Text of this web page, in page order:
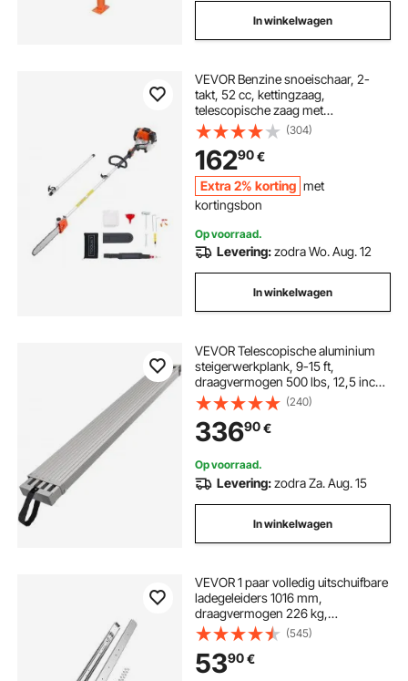
In winkelwagen
VEVOR Benzine snoeischaar, 2-
takt, 52 cc, kettingzaag,
telescopische zaag met
uitschuifbare steel van 2,2–2,94 m,
zaagblad van 35,6 cm,
brandstoftank van 850 ml, voor
krachtig en veilig zagen in hoge
boomtoppen
(304)
16290€
Extra 2% korting met
kortingsbon
Op voorraad.
Levering:zodra Wo. Aug. 12
In winkelwagen
VEVOR Telescopische aluminium
steigerwerkplank, 9-15 ft,
draagvermogen 500 lbs, 12,5 inch
brede aluminium steigerplank,
uitschuifbare platformplank met
antislipplatform,
steigerladderaccessoire
(240)
33690€
Op voorraad.
Levering:zodra Za. Aug. 15
In winkelwagen
VEVOR 1 paar volledig uitschuifbare
ladegeleiders 1016 mm,
draagvermogen 226 kg,
ladegeleiders, dubbel
vergrendelingsmechanisme,
telescopische zijdelingse geleiders
voor planken, kasten en industriële
(545)
5390€